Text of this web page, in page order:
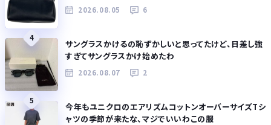
2026.08.05 6
4
サングラスかけるの恥ずかしいと思ってたけど、日差し強
すぎてサングラスかけ始めたわ
2026.08.07 2
5
今年もユニクロのエアリズムコットンオーバーサイズTシ
ャツの季節が来たな、マジでいいわこの服